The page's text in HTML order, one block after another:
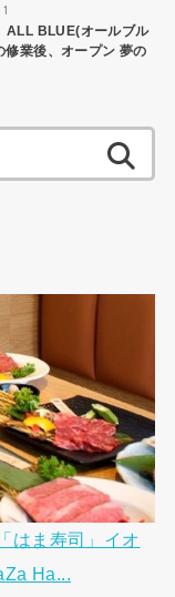
ALL BLUE(オールブル
修業後、オープン 夢の
はま寿司」イオ
Ha...